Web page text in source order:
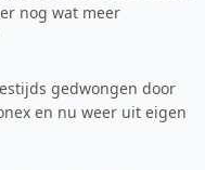
nog wat meer
gedwongen door
en nu weer uit eigen